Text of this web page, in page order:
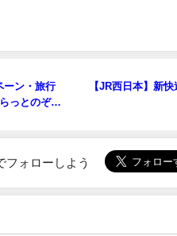
ーン・旅行
っとのぞ
【JR西日本】新
フォローしよう